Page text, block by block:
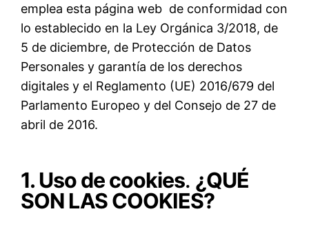
emplea esta página web de conformidad con
lo establecido en la Ley Orgánica 3/2018, de
5 de diciembre, de Protección de Datos
Personales y garantía de los derechos
digitales y el Reglamento (UE) 2016/679 del
Parlamento Europeo y del Consejo de 27 de
abril de 2016.
1. Uso de cookies. ¿QUÉ
SON LAS COOKIES?